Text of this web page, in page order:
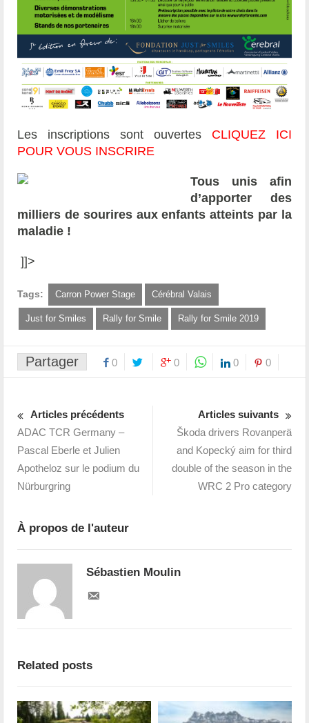
Les inscriptions sont ouvertes CLIQUEZ ICI
POUR VOUS INSCRIRE
Tous unis afin
d’apporter des
milliers de sourires aux enfants atteints par la
maladie !
]]>
Tags: Carron Power Stage Cérébral Valais
Just for Smiles Rally for Smile Rally for Smile 2019
Partager 0 0 0 0
Articles précédents
ADAC TCR Germany –
Pascal Eberle et Julien
Apotheloz sur le podium du
Nürburgring
Articles suivants
Škoda drivers Rovanperä
and Kopecký aim for third
double of the season in the
WRC 2 Pro category
À propos de l'auteur
Sébastien Moulin
Related posts